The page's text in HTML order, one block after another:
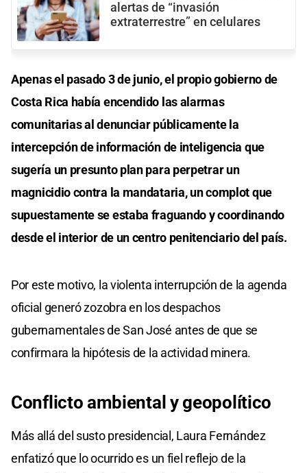
alertas de “invasión
extraterrestre” en celulares
Apenas el pasado 3 de junio, el propio gobierno de
Costa Rica había encendido las alarmas
comunitarias al denunciar públicamente la
intercepción de información de inteligencia que
sugería un presunto plan para perpetrar un
magnicidio contra la mandataria, un complot que
supuestamente se estaba fraguando y coordinando
desde el interior de un centro penitenciario del país.
Por este motivo, la violenta interrupción de la agenda
oficial generó zozobra en los despachos
gubernamentales de San José antes de que se
confirmara la hipótesis de la actividad minera.
Conflicto ambiental y geopolítico
Más allá del susto presidencial, Laura Fernández
enfatizó que lo ocurrido es un fiel reflejo de la